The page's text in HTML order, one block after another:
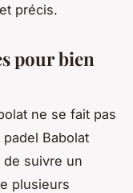
précis.
pour bien
ne se fait pas
Babolat
suivre un
plusieurs